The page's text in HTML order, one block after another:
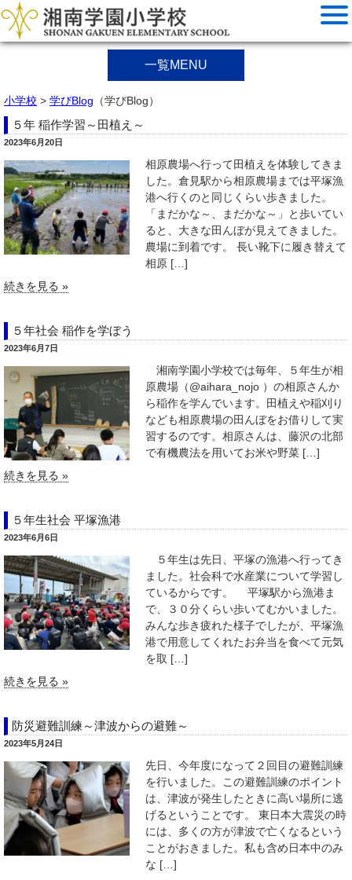
一覧MENU
小学校 > 学びBlog （学びBlog）
５年 稲作学習～田植え～
2023年6月20日
相原農場へ行って田植えを体験してきま
した。倉見駅から相原農場までは平塚漁
港へ行くのと同じくらい歩きました。
「まだかな～、まだかな～」と歩いてい
ると、大きな田んぼが見えてきました。
農場に到着です。 長い靴下に履き替えて
相原 […]
続きを見る »
５年社会 稲作を学ぼう
2023年6月7日
湘南学園小学校では毎年、５年生が相
原農場（@aihara_nojo ）の相原さんか
ら稲作を学んでいます。田植えや稲刈り
なども相原農場の田んぼをお借りして実
習するのです。相原さんは、藤沢の北部
で有機農法を用いてお米や野菜 […]
続きを見る »
５年生社会 平塚漁港
2023年6月6日
５年生は先日、平塚の漁港へ行ってき
ました。社会科で水産業について学習し
ているからです。 平塚駅から漁港ま
で、３０分くらい歩いてむかいました。
みんな歩き疲れた様子でしたが、平塚漁
港で用意してくれたお弁当を食べて元気
を取 […]
続きを見る »
防災避難訓練～津波からの避難～
2023年5月24日
先日、今年度になって２回目の避難訓練
を行いました。この避難訓練のポイント
は、津波が発生したときに高い場所に逃
げるということです。 東日本大震災の時
には、多くの方が津波で亡くなるという
ことがおきました。私も含め日本中のみ
な […]